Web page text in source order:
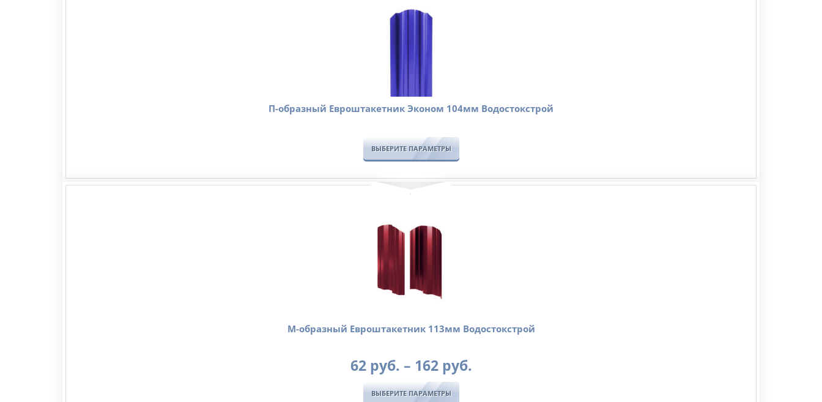
П-образный Евроштакетник Эконом 104мм Водостокстрой
ВЫБЕРИТЕ ПАРАМЕТРЫ
М-образный Евроштакетник 113мм Водостокстрой
62руб. – 162руб.Диапазон
ВЫБЕРИТЕ ПАРАМЕТРЫ